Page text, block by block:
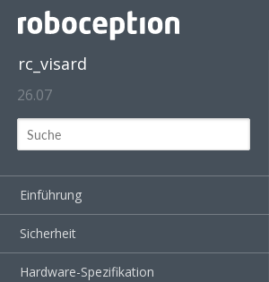
rc_visard
26.07
Einführung
Sicherheit
Hardware-Spezifikation